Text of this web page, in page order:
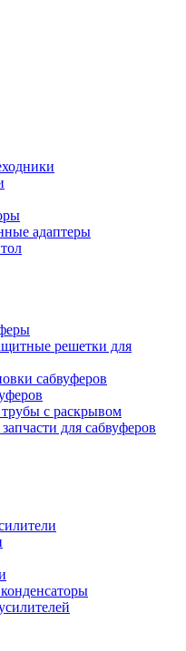
адаптеры
решетки для
сабвуферов
с раскрывом
для сабвуферов